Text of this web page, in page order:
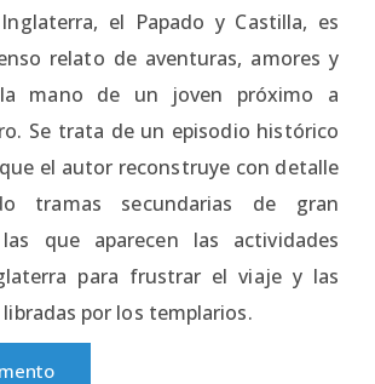
el Papado y Castilla, es
relato de aventuras, amores y
mano de un joven próximo a
Se trata de un episodio histórico
el autor reconstruye con detalle
tramas secundarias de gran
que aparecen las actividades
para frustrar el viaje y las
por los templarios.